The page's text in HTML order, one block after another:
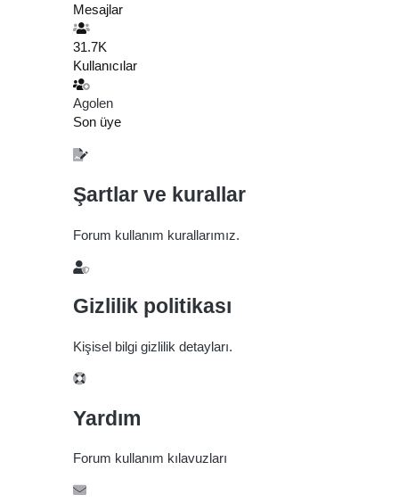
Mesajlar
31.7K
Kullanıcılar
Agolen
Son üye
Şartlar ve kurallar
Forum kullanım kurallarımız.
Gizlilik politikası
Kişisel bilgi gizlilik detayları.
Yardım
Forum kullanım kılavuzları